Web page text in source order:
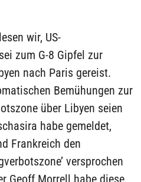
wir, US-
zum G-8 Gipfel zur
nach Paris gereist.
Bemühungen zur
über Libyen seien
habe gemeldet,
Frankreich den
versprochen
Geoff Morrell habe diese